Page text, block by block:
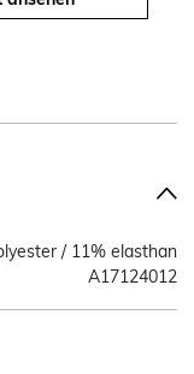
/ 11% elasthan
A17124012